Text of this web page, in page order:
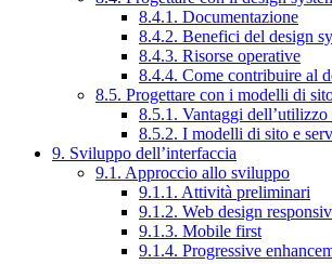
8.4.1. Documentazione
8.4.2. Benefici del design
8.4.3. Risorse operative
8.4.4. Come contribuire al
8.5. Progettare con i modelli di
8.5.1. Vantaggi
8.5.2. I modelli di sito e
9. Sviluppo dell’interfaccia
9.1. Approccio allo sviluppo
9.1.1. Attività preliminari
9.1.2. Web design
9.1.3. Mobile first
9.1.4. Progressive